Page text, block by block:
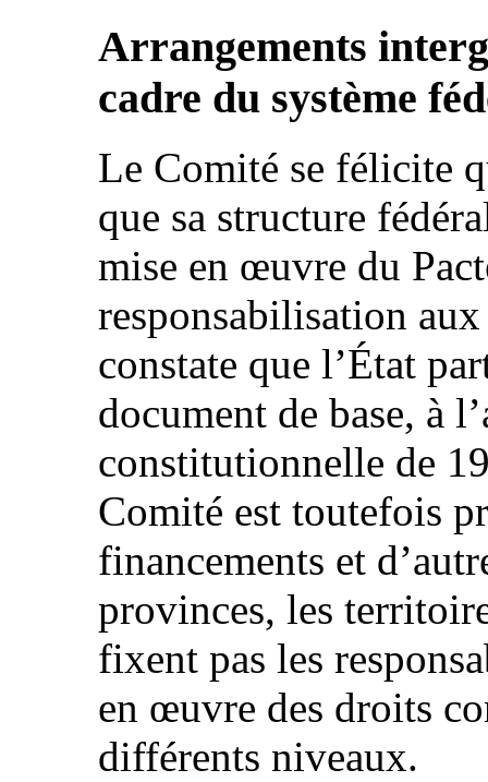
Arrangements
cadre du système
Le Comité se félicite
que sa structure
mise en œuvre du
responsabilisation
constate que l’État
document de base, à
constitutionnelle de
Comité est toutefois
financements et
provinces, les
fixent pas les
en œuvre des droits
différents niveaux.